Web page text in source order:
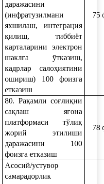
даражасини
(инфратузилмани
яхшилаш, интеграция
қилиш, тиббиёт
карталарини электрон
шаклга ўтказиш,
кадрлар салоҳиятини
ошириш) 100 фоизга
етказиш
75
80. Рақамли соғлиқни
сақлаш ягона
платформаси тўлиқ
жорий этилиши
даражасини 100
фоизга етказиш
78
Асосий/устувор
самарадорлик